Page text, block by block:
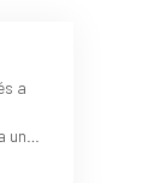
a
un